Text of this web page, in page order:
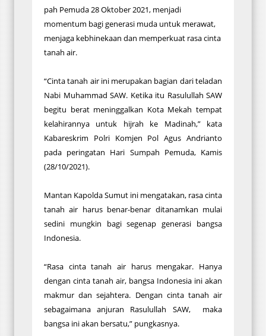
pah Pemuda 28 Oktober 2021, menjadi
momentum bagi generasi muda untuk merawat,
menjaga kebhinekaan dan memperkuat rasa cinta
tanah air.
“Cinta tanah air ini merupakan bagian dari teladan
Nabi Muhammad SAW. Ketika itu Rasulullah SAW
begitu berat meninggalkan Kota Mekah tempat
kelahirannya untuk hijrah ke Madinah,” kata
Kabareskrim Polri Komjen Pol Agus Andrianto
pada peringatan Hari Sumpah Pemuda, Kamis
(28/10/2021).
Mantan Kapolda Sumut ini mengatakan, rasa cinta
tanah air harus benar-benar ditanamkan mulai
sedini mungkin bagi segenap generasi bangsa
Indonesia.
“Rasa cinta tanah air harus mengakar. Hanya
dengan cinta tanah air, bangsa Indonesia ini akan
makmur dan sejahtera. Dengan cinta tanah air
sebagaimana anjuran Rasulullah SAW, maka
bangsa ini akan bersatu,” pungkasnya.